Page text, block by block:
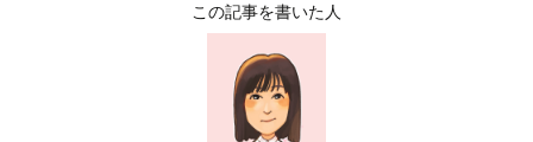
この記事を書いた人